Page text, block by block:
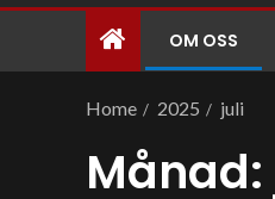
OM OSS
Home 2025 juli
Månad: